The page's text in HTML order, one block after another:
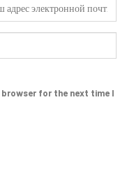
browser for the next time I